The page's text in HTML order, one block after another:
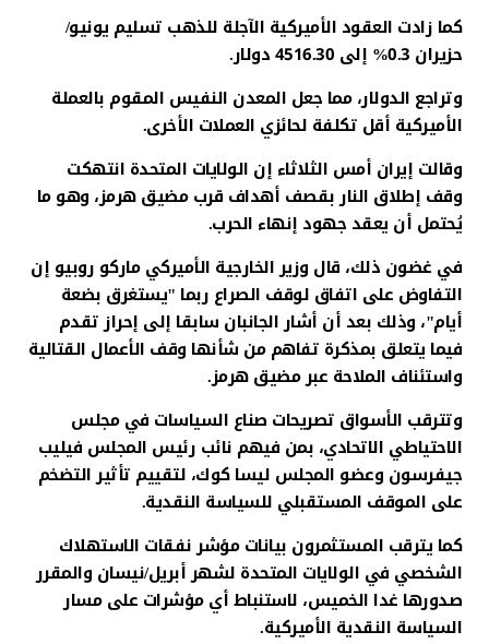
كما زادت العقود الأميركية الآجلة للذهب تسليم يونيو/
حزيران 0.3% إلى 4516.30 دولار.
وتراجع الدولار، مما جعل المعدن النفيس المقوم بالعملة
الأميركية أقل تكلفة لحائزي العملات الأخرى.
وقالت إيران أمس الثلاثاء إن الولايات المتحدة انتهكت
وقف إطلاق النار بقصف أهداف قرب مضيق هرمز، وهو ما
يُحتمل أن يعقد جهود إنهاء الحرب.
في غضون ذلك، قال وزير الخارجية الأميركي ماركو روبيو إن
التفاوض على اتفاق لوقف الصراع ربما "يستغرق بضعة
أيام"، وذلك بعد أن أشار الجانبان سابقا إلى إحراز تقدم
فيما يتعلق بمذكرة تفاهم من شأنها وقف الأعمال القتالية
واستئناف الملاحة عبر مضيق هرمز.
وتترقب الأسواق تصريحات صناع السياسات في مجلس
الاحتياطي الاتحادي، بمن فيهم نائب رئيس المجلس فيليب
جيفرسون وعضو المجلس ليسا كوك، لتقييم تأثير التضخم
على الموقف المستقبلي للسياسة النقدية.
كما يترقب المستثمرون بيانات مؤشر نفقات الاستهلاك
الشخصي في الولايات المتحدة لشهر أبريل/نيسان والمقرر
صدورها غدا الخميس، لاستنباط أي مؤشرات على مسار
السياسة النقدية الأميركية.